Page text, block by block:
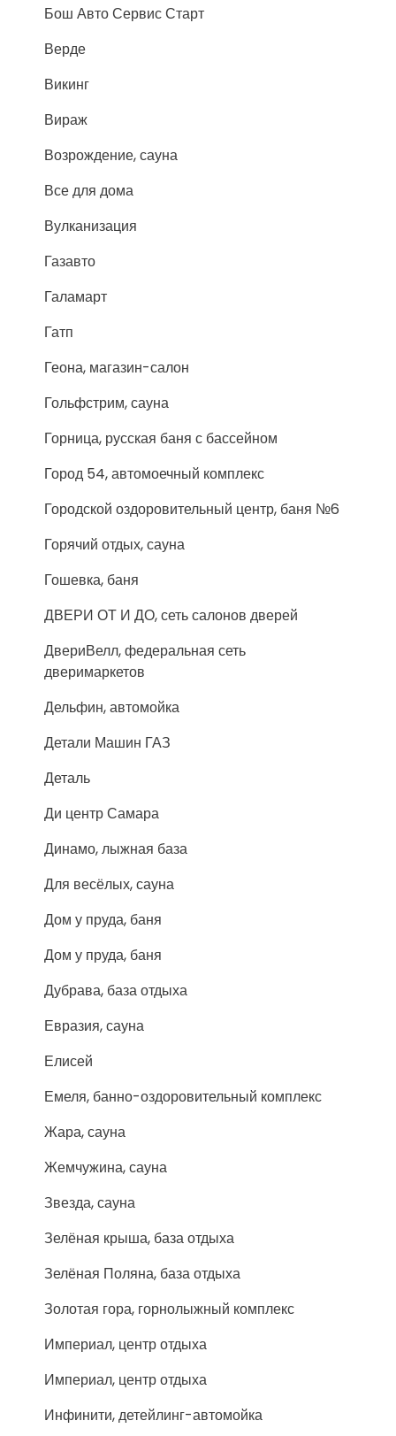
Бош Авто Сервис Старт
Верде
Викинг
Вираж
Возрождение, сауна
Все для дома
Вулканизация
Газавто
Галамарт
Гатп
Геона, магазин-салон
Гольфстрим, сауна
Горница, русская баня с бассейном
Город 54, автомоечный комплекс
Городской оздоровительный центр, баня №6
Горячий отдых, сауна
Гошевка, баня
ДВЕРИ ОТ И ДО, сеть салонов дверей
ДвериВелл, федеральная сеть
дверимаркетов
Дельфин, автомойка
Детали Машин ГАЗ
Деталь
Ди центр Самара
Динамо, лыжная база
Для весёлых, сауна
Дом у пруда, баня
Дом у пруда, баня
Дубрава, база отдыха
Евразия, сауна
Елисей
Емеля, банно-оздоровительный комплекс
Жара, сауна
Жемчужина, сауна
Звезда, сауна
Зелёная крыша, база отдыха
Зелёная Поляна, база отдыха
Золотая гора, горнолыжный комплекс
Империал, центр отдыха
Империал, центр отдыха
Инфинити, детейлинг-автомойка